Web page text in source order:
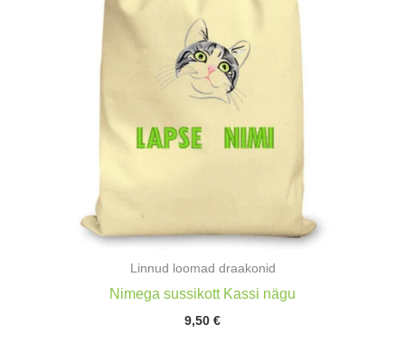
Linnud loomad draakonid
Nimega sussikott Kassi nägu
9,50 €